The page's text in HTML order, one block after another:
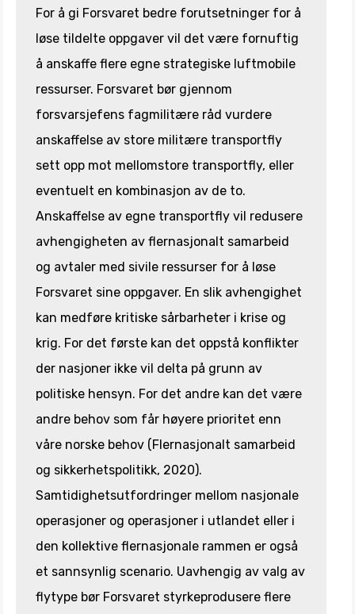
For å gi Forsvaret bedre forutsetninger for å
løse tildelte oppgaver vil det være fornuftig
å anskaffe flere egne strategiske luftmobile
ressurser. Forsvaret bør gjennom
forsvarsjefens fagmilitære råd vurdere
anskaffelse av store militære transportfly
sett opp mot mellomstore transportfly, eller
eventuelt en kombinasjon av de to.
Anskaffelse av egne transportfly vil redusere
avhengigheten av flernasjonalt samarbeid
og avtaler med sivile ressurser for å løse
Forsvaret sine oppgaver. En slik avhengighet
kan medføre kritiske sårbarheter i krise og
krig. For det første kan det oppstå konflikter
der nasjoner ikke vil delta på grunn av
politiske hensyn. For det andre kan det være
andre behov som får høyere prioritet enn
våre norske behov (Flernasjonalt samarbeid
og sikkerhetspolitikk, 2020).
Samtidighetsutfordringer mellom nasjonale
operasjoner og operasjoner i utlandet eller i
den kollektive flernasjonale rammen er også
et sannsynlig scenario. Uavhengig av valg av
flytype bør Forsvaret styrkeprodusere flere